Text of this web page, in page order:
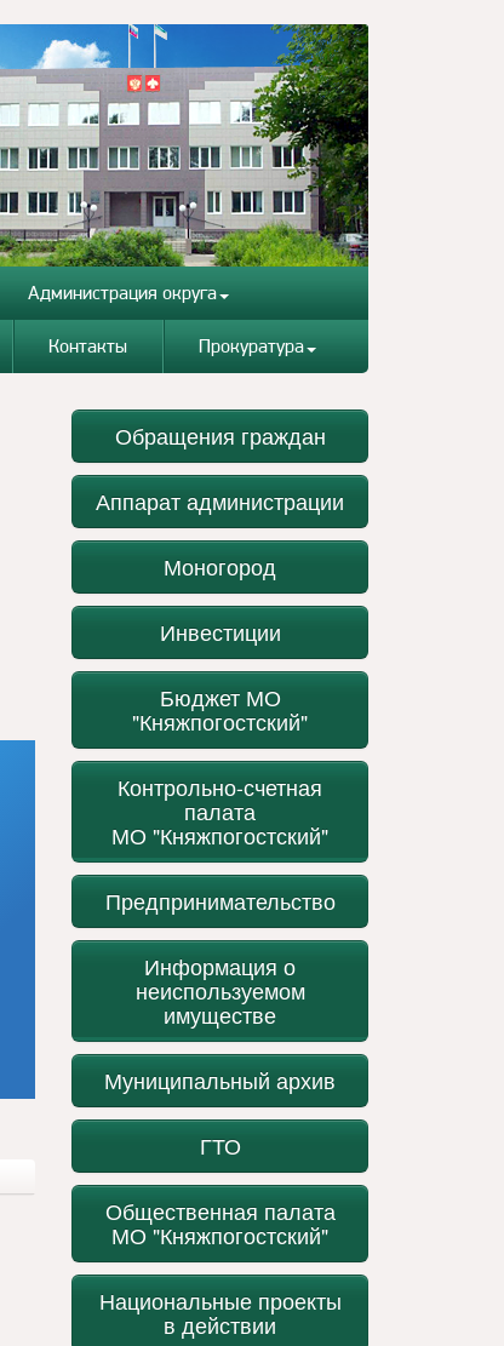
Администрация округа
Контакты Прокуратура
Обращения граждан
Аппарат администрации
Моногород
Инвестиции
Бюджет МО
"Княжпогостский"
Контрольно-счетная
палата
МО "Княжпогостский"
Предпринимательство
Информация о
неиспользуемом
имуществе
Муниципальный архив
ГТО
Общественная палата
МО "Княжпогостский"
Национальные проекты
в действии